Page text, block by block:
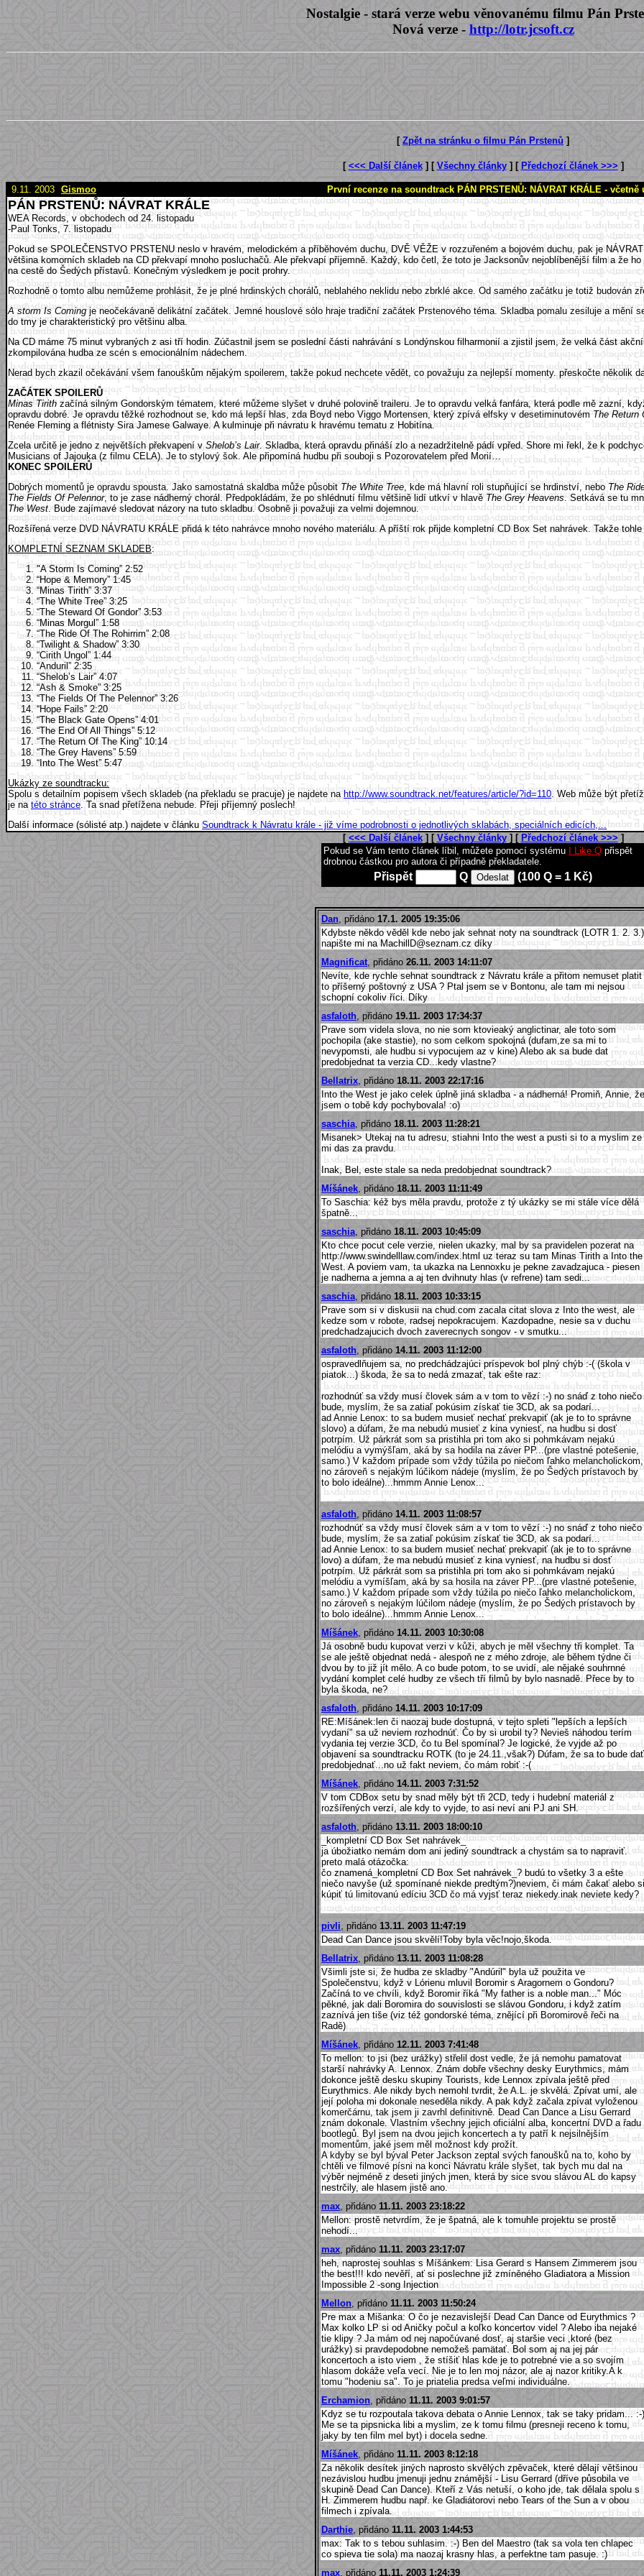
Nostalgie - stará verze webu věnovanému filmu Pán
Nová verze - http://lotr.jcsoft.cz
[ Zpět na stránku o filmu Pán Prstenů ]
[ <<< Další článek] [ Všechny články] [ Předchozí článek >>> ]
9.11. 2003 Gismoo První recenze na soundtrack PÁN PRSTENŮ: NÁVRAT KRÁLE -
PÁN PRSTENŮ: NÁVRAT KRÁLE
WEA Records, v obchodech od 24. listopadu
-Paul Tonks, 7. listopadu
Pokud se SPOLEČENSTVO PRSTENU neslo v hravém, melodickém a příběhovém duchu, DVĚ VĚŽE v rozzuřeném a bojovém duchu, pak je
většina komorních skladeb na CD překvapí mnoho posluchačů. Ale překvapí příjemně. Každý, kdo četl, že toto je Jacksonův nejoblíbenější film a že
na cestě do Šedých přístavů. Konečným výsledkem je pocit prohry.
Rozhodně o tomto albu nemůžeme prohlásit, že je plné hrdinských chorálů, neblahého neklidu nebo zbrklé akce. Od samého začátku je totiž budován
A storm Is Comingje neočekávaně delikátní začátek. Jemné houslové sólo hraje tradiční začátek Prstenového téma. Skladba pomalu zesiluje a mění
do tmy je charakteristický pro většinu alba.
Na CD máme 75 minut vybraných z asi tří hodin. Zúčastnil jsem se poslední části nahrávání s Londýnskou filharmonií a zjistil jsem, že velká část
zkompilována hudba ze scén s emocionálním nádechem.
Nerad bych zkazil očekávání všem fanouškům nějakým spoilerem, takže pokud nechcete vědět, co považuju za nejlepší momenty. přeskočte několik
ZAČÁTEK SPOILERŮ
Minas Tirith začíná silným Gondorským tématem, které můžeme slyšet v druhé polovině traileru. Je to opravdu velká fanfára, která podle mě zazní,
opravdu dobré. Je opravdu těžké rozhodnout se, kdo má lepší hlas, zda Boyd nebo Viggo Mortensen, který zpívá elfsky v desetiminutovémThe Return
Renée Fleming a flétnisty Sira Jamese Galwaye. A kulminuje při návratu k hravému tematu z Hobitína.
Zcela určitě je jedno z největších překvapení vShelob’s Lair. Skladba, která opravdu přináší zlo a nezadržitelně pádí vpřed. Shore mi řekl, že k
Musicians of Jajouka (z filmu CELA). Je to stylový šok. Ale připomíná hudbu při souboji s Pozorovatelem před Morií…
KONEC SPOILERŮ
Dobrých momentů je opravdu spousta. Jako samostatná skaldba může působitThe White Tree, kde má hlavní roli stupňující se hrdinství, neboThe
The Fields Of Pelennor, to je zase nádherný chorál. Předpokládám, že po shlédnutí filmu většině lidí utkví v hlavěThe Grey Heavens. Setkává se tu
The West. Bude zajímavé sledovat názory na tuto skladbu. Osobně ji považuji za velmi dojemnou.
Rozšířená verze DVD NÁVRATU KRÁLE přidá k této nahrávce mnoho nového materiálu. A příští rok přijde kompletní CD Box Set nahrávek. Takže
KOMPLETNÍ SEZNAM SKLADEB:
"A Storm Is Coming” 2:52
“Hope & Memory” 1:45
“Minas Tirith” 3:37
“The White Tree” 3:25
“The Steward Of Gondor” 3:53
“Minas Morgul” 1:58
“The Ride Of The Rohirrim” 2:08
“Twilight & Shadow” 3:30
“Cirith Ungol” 1:44
“Anduril” 2:35
“Shelob’s Lair” 4:07
“Ash & Smoke” 3:25
“The Fields Of The Pelennor” 3:26
“Hope Fails” 2:20
“The Black Gate Opens” 4:01
“The End Of All Things” 5:12
“The Return Of The King” 10:14
“The Grey Havens” 5:59
“Into The West” 5:47
Ukázky ze soundtracku:
Spolu s detailním popisem všech skladeb (na překladu se pracuje) je najdete nahttp://www.soundtrack.net/features/article/?id=110. Web může být
je natéto stránce. Ta snad přetížena nebude. Přeji příjemný poslech!
Další informace (sólisté atp.) najdete v článkuSoundtrack k Návratu krále - již víme podrobnosti o jednotlivých sklabách, speciálních edicích,...
[ <<< Další článek] [ Všechny články] [ Předchozí článek >>> ]
Pokud se Vám tento článek líbil, můžete pomocí systému I Like Q přispět
drobnou částkou pro autora či případně překladatele.
Přispět Q (100 Q = 1 Kč)
Dan , přidáno 17.1. 2005 19:35:06
Kdybste někdo věděl kde nebo jak sehnat noty na soundtrack (LOTR 1. 2. 3.)
napište mi na MachillD@seznam.cz díky
Magnificat, přidáno 26.11. 2003 14:11:07
Nevíte, kde rychle sehnat soundtrack z Návratu krále a přitom nemuset platit
to příšerný poštovný z USA ? Ptal jsem se v Bontonu, ale tam mi nejsou
schopní cokoliv říci. Díky
asfaloth , přidáno 19.11. 2003 17:34:37
Prave som videla slova, no nie som ktovieaký anglictinar, ale toto som
pochopila (ake stastie), no som celkom spokojná (dufam,ze sa mi to
nevypomsti, ale hudbu si vypocujem az v kine) Alebo ak sa bude dat
predobjednat ta verzia CD...kedy vlastne?
Bellatrix , přidáno 18.11. 2003 22:17:16
Into the West je jako celek úplně jiná skladba - a nádherná! Promiň, Annie, že
jsem o tobě kdy pochybovala! :o)
saschia, přidáno 18.11. 2003 11:28:21
Misanek> Utekaj na tu adresu, stiahni Into the west a pusti si to a myslim ze
mi das za pravdu.
Inak, Bel, este stale sa neda predobjednat soundtrack?
Míšánek , přidáno 18.11. 2003 11:11:49
To Saschia: kéž bys měla pravdu, protože z tý ukázky se mi stále více dělá
špatně...
saschia , přidáno 18.11. 2003 10:45:09
Kto chce pocut cele verzie, nielen ukazky, mal by sa pravidelen pozerat na
http://www.swindelllaw.com/index.html uz teraz su tam Minas Tirith a Into the
West. A poviem vam, ta ukazka na Lennoxku je pekne zavadzajuca - piesen
je nadherna a jemna a aj ten dvihnuty hlas (v refrene) tam sedi...
saschia, přidáno 18.11. 2003 10:33:15
Prave som si v diskusii na chud.com zacala citat slova z Into the west, ale
kedze som v robote, radsej nepokracujem. Kazdopadne, nesie sa v duchu
predchadzajucich dvoch zaverecnych songov - v smutku...
asfaloth , přidáno 14.11. 2003 11:12:00
ospravedlňujem sa, no predchádzajúci príspevok bol plný chýb :-( (škola v
piatok...) škoda, že sa to nedá zmazať, tak ešte raz:
rozhodnúť sa vždy musí človek sám a v tom to vězí :-) no snáď z toho niečo
bude, myslím, že sa zatiaľ pokúsim získať tie 3CD, ak sa podarí...
ad Annie Lenox: to sa budem musieť nechať prekvapiť (ak je to to správne
slovo) a dúfam, že ma nebudú musieť z kina vyniesť, na hudbu si dosť
potrpím. Už párkrát som sa pristihla pri tom ako si pohmkávam nejakú
melódiu a vymýšľam, aká by sa hodila na záver PP...(pre vlastné potešenie,
samo.) V každom prípade som vždy túžila po niečom ľahko melancholickom,
no zároveň s nejakým lúčikom nádeje (myslím, že po Šedých prístavoch by
to bolo ideálne)...hmmm Annie Lenox...
asfaloth , přidáno 14.11. 2003 11:08:57
rozhodnúť sa vždy musí človek sám a v tom to vězí :-) no snáď z toho niečo
bude, myslím, že sa zatiaľ pokúsim získať tie 3CD, ak sa podarí...
ad Annie Lenox: to sa budem musieť nechať prekvapiť (ak je to to správne
lovo) a dúfam, že ma nebudú musieť z kina vyniesť, na hudbu si dosť
potrpím. Už párkrát som sa pristihla pri tom ako si pohmkávam nejakú
melódiu a vymíšľam, aká by sa hosila na záver PP...(pre vlastné potešenie,
samo.) V každom prípade som vždy túžila po niečo ľahko melancholickom,
no zároveň s nejakým lúčilom nádeje (myslím, že po Šedých prístavoch by
to bolo ideálne)...hmmm Annie Lenox...
Míšánek , přidáno 14.11. 2003 10:30:08
Já osobně budu kupovat verzi v kůži, abych je měl všechny tři komplet. Ta
se ale ještě objednat nedá - alespoň ne z mého zdroje, ale během týdne či
dvou by to již jít mělo. A co bude potom, to se uvidí, ale nějaké souhrnné
vydání komplet celé hudby ze všech tří filmů by bylo nasnadě. Přece by to
byla škoda, ne?
asfaloth , přidáno 14.11. 2003 10:17:09
RE:Míšánek:len či naozaj bude dostupná, v tejto spleti "lepších a lepších
vydaní" sa už neviem rozhodnúť. Čo by si urobil ty? Nevieš náhodou terím
vydania tej verzie 3CD, čo tu Bel spomínal? Je logické, že vyjde až po
objavení sa soundtracku ROTK (to je 24.11.,však?) Dúfam, že sa to bude dať
predobjednať...no už fakt neviem, čo mám robiť :-(
Míšánek , přidáno 14.11. 2003 7:31:52
V tom CDBox setu by snad měly být tři 2CD, tedy i hudební materiál z
rozšířených verzí, ale kdy to vyjde, to asi neví ani PJ ani SH.
asfaloth , přidáno 13.11. 2003 18:00:10
_kompletní CD Box Set nahrávek_
ja úbožiatko nemám dom ani jediný soundtrack a chystám sa to napraviť.
preto malá otázočka:
čo znamená_kompletní CD Box Set nahrávek_? budú to všetky 3 a ešte
niečo navyše (už spomínané niekde predtým?)neviem, či mám čakať alebo si
kúpiť tú limitovanú edíciu 3CD čo má vyjsť teraz niekedy.inak neviete kedy?
pivli , přidáno 13.11. 2003 11:47:19
Dead Can Dance jsou skvělí!Toby byla věc!nojo,škoda.
Bellatrix , přidáno 13.11. 2003 11:08:28
Všimli jste si, že hudba ze skladby "Andúril" byla už použita ve
Společenstvu, když v Lórienu mluvil Boromir s Aragornem o Gondoru?
Začíná to ve chvíli, když Boromir říká "My father is a noble man..." Móc
pěkné, jak dali Boromira do souvislosti se slávou Gondoru, i když zatím
zaznívá jen tiše (viz též gondorské téma, znějící při Boromirově řeči na
Radě)
Míšánek , přidáno 12.11. 2003 7:41:48
To mellon: to jsi (bez urážky) střelil dost vedle, že já nemohu pamatovat
starší nahrávky A. Lennox. Znám dobře všechny desky Eurythmics, mám
dokonce ještě desku skupiny Tourists, kde Lennox zpívala ještě před
Eurythmics. Ale nikdy bych nemohl tvrdit, že A.L. je skvělá. Zpívat umí, ale
její poloha mi dokonale neseděla nikdy. A pak když začala zpívat vyloženou
komerčárnu, tak jsem ji zavrhl definitivně. Dead Can Dance a Lisu Gerrard
znám dokonale. Vlastním všechny jejich oficiální alba, koncertní DVD a řadu
bootlegů. Byl jsem na dvou jejich koncertech a ty patří k nejsilnějším
momentům, jaké jsem měl možnost kdy prožít.
A kdyby se byl býval Peter Jackson zeptal svých fanoušků na to, koho by
chtěli ve filmové písni na konci Návratu krále slyšet, tak bych mu dal na
výběr nejméně z deseti jiných jmen, která by sice svou slávou AL do kapsy
nestrčily, ale hlasem jistě ano.
max , přidáno 11.11. 2003 23:18:22
Mellon: prostě netvrdím, že je špatná, ale k tomuhle projektu se prostě
nehodí...
max , přidáno 11.11. 2003 23:17:07
heh, naprostej souhlas s Míšánkem: Lisa Gerard s Hansem Zimmerem jsou
the best!!! kdo nevěří, ať si poslechne již zmíněného Gladiatora a Mission
Impossible 2 -song Injection
Mellon , přidáno 11.11. 2003 11:50:24
Pre max a Mišanka: O čo je nezavislejší Dead Can Dance od Eurythmics ?
Max kolko LP si od Aničky počul a koľko koncertov videl ? Alebo iba nejaké
tie klipy ? Ja mám od nej napočúvané dosť, aj staršie veci ,ktoré (bez
urážky) si pravdepodobne nemožeš pamätať. Bol som aj na jej pár
koncertoch a isto viem , že stíšiť hlas kde je to potrebné vie a so svojím
hlasom dokáže veľa vecí. Nie je to len moj názor, ale aj nazor kritiky.A k
tomu "hodeniu sa". To je priatelia predsa veľmi individuálne.
Erchamion , přidáno 11.11. 2003 9:01:57
Kdyz se tu rozpoutala takova debata o Annie Lennox, tak se taky pridam... :-)
Me se ta pipsnicka libi a myslim, ze k tomu filmu (presneji receno k tomu,
jaky by ten film mel byt) i docela sedne.
Míšánek , přidáno 11.11. 2003 8:12:18
Za několik desítek jiných naprosto skvělých zpěvaček, které dělají většinou
nezávislou hudbu jmenuji jednu známější - Lisu Gerrard (dříve působila ve
skupině Dead Can Dance). Kteří z Vás netuší, o koho jde, tak dělala spolu s
H. Zimmerem hudbu např. ke Gladiátorovi nebo Tears of the Sun a v obou
filmech i zpívala.
Darthie , přidáno 11.11. 2003 1:44:53
max: Tak to s tebou suhlasim. :-) Ben del Maestro (tak sa vola ten chlapec
co spieva tie sola) ma naozaj krasny hlas, a perfektne tam pasuje. :)
max , přidáno 11.11. 2003 1:24:39